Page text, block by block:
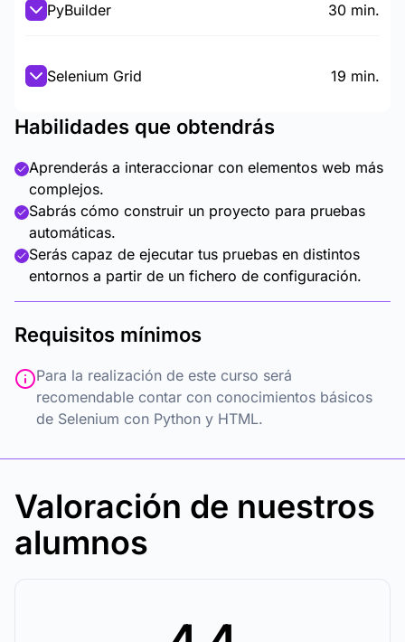
PyBuilder 30 min.
Selenium Grid 19 min.
Habilidades que obtendrás
Aprenderás a interaccionar con elementos web más
complejos.
Sabrás cómo construir un proyecto para pruebas
automáticas.
Serás capaz de ejecutar tus pruebas en distintos
entornos a partir de un fichero de configuración.
Requisitos mínimos
Para la realización de este curso será
recomendable contar con conocimientos básicos
de Selenium con Python y HTML.
Valoración de nuestros
alumnos